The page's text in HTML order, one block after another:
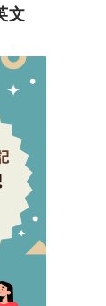
文